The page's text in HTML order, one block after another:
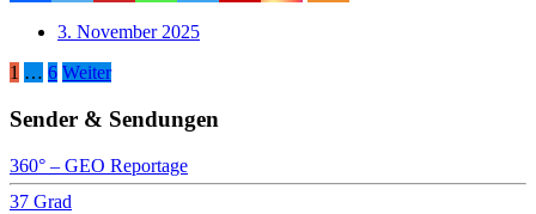
3. November 2025
Seitennummerierung
der
Beiträge
1 … 6 Weiter
Sender & Sendungen
360° – GEO Reportage
37 Grad